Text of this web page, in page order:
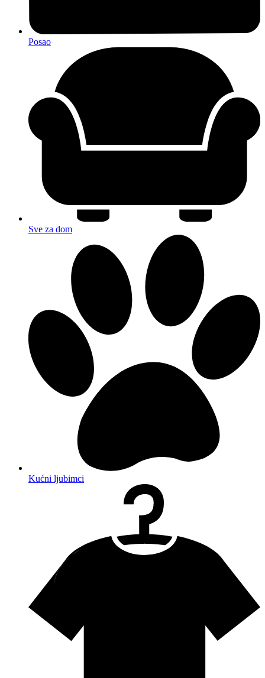
Posao
Sve za dom
Kućni ljubimci